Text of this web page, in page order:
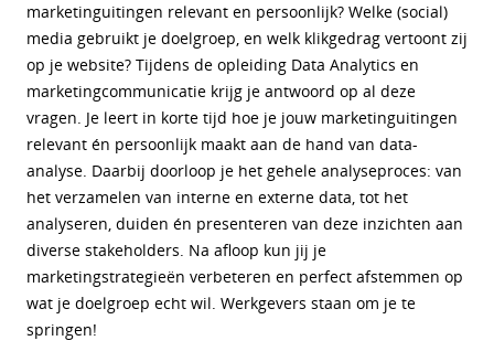
marketinguitingen relevant en persoonlijk? Welke (social)
media gebruikt je doelgroep, en welk klikgedrag vertoont zij
op je website? Tijdens de opleiding Data Analytics en
marketingcommunicatie krijg je antwoord op al deze
vragen. Je leert in korte tijd hoe je jouw marketinguitingen
relevant én persoonlijk maakt aan de hand van data-
analyse. Daarbij doorloop je het gehele analyseproces: van
het verzamelen van interne en externe data, tot het
analyseren, duiden én presenteren van deze inzichten aan
diverse stakeholders. Na afloop kun jij je
marketingstrategieën verbeteren en perfect afstemmen op
wat je doelgroep echt wil. Werkgevers staan om je te
springen!